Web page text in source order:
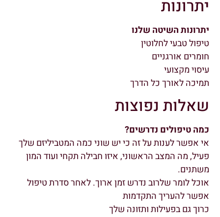
יתרונות
יתרונות השיטה שלנו
טיפול טבעי לחלוטין
חומרים אורגניים
עיסוי מקצועי
תמיכה לאורך כל הדרך
שאלות נפוצות
כמה טיפולים נדרשים?
אי אפשר לענות על זה כי יש שוני כמה המטביליזם שלך
פעיל, מה המצב הראשוני, איזו חבילה תקחי ועוד המון
משתנים.
אוכל לומר שלרוב נדרש זמן ארוך. לאחר סדרת טיפול
אפשר להעריך התקדמות
כרוך גם בפעילות ותזונה שלך